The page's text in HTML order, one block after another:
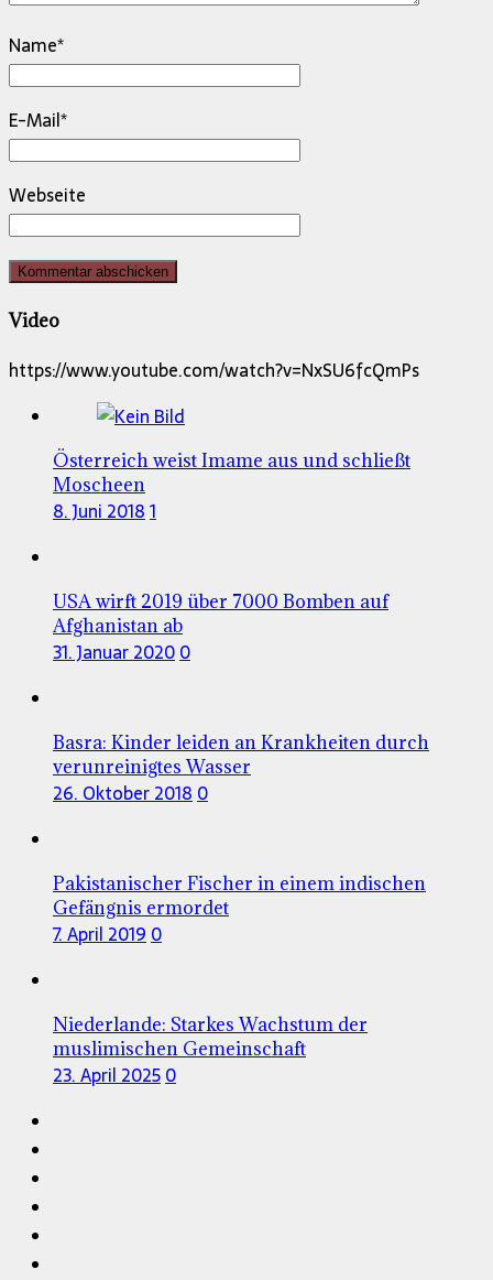
Name*
E-Mail*
Webseite
Video
https://www.youtube.com/watch?v=NxSU6fcQmPs
Österreich weist Imame aus und schließt
Moscheen
8. Juni 20181
USA wirft 2019 über 7000 Bomben auf
Afghanistan ab
31. Januar 20200
Basra: Kinder leiden an Krankheiten durch
verunreinigtes Wasser
26. Oktober 2018 0
Pakistanischer Fischer in einem indischen
Gefängnis ermordet
7. April 2019 0
Niederlande: Starkes Wachstum der
muslimischen Gemeinschaft
23. April 20250